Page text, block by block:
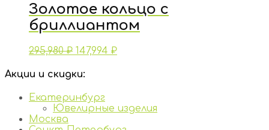
Золотое кольцо с
бриллиантом
295,980₽ 147,994 ₽
Акции и скидки:
Екатеринбург
Ювелирные изделия
Москва